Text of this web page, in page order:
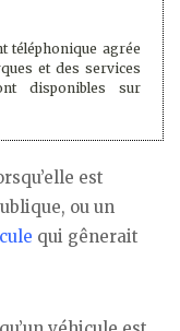
téléphonique agrée
et des services
disponibles sur
est
ou un
qui gênerait